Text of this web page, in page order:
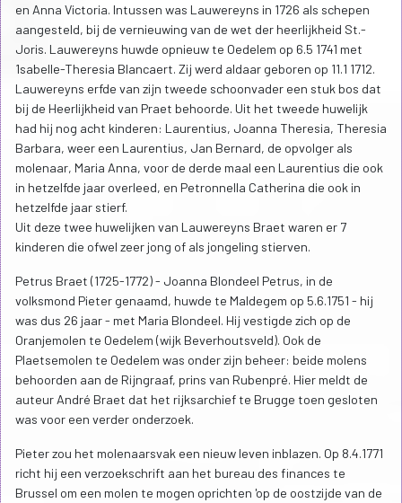
en Anna Victoria. Intussen was Lauwereyns in 1726 als schepen
aangesteld, bij de vernieuwing van de wet der heerlijkheid St.-
Joris. Lauwereyns huwde opnieuw te Oedelem op 6.5 1741 met
1sabelle-Theresia Blancaert. Zij werd aldaar geboren op 11.1 1712.
Lauwereyns erfde van zijn tweede schoonvader een stuk bos dat
bij de Heerlijkheid van Praet behoorde. Uit het tweede huwelijk
had hij nog acht kinderen: Laurentius, Joanna Theresia, Theresia
Barbara, weer een Laurentius, Jan Bernard, de opvolger als
molenaar, Maria Anna, voor de derde maal een Laurentius die ook
in hetzelfde jaar overleed, en Petronnella Catherina die ook in
hetzelfde jaar stierf.
Uit deze twee huwelijken van Lauwereyns Braet waren er 7
kinderen die ofwel zeer jong of als jongeling stierven.
Petrus Braet (1725-1772) - Joanna Blondeel Petrus, in de
volksmond Pieter genaamd, huwde te Maldegem op 5.6.1751 - hij
was dus 26 jaar - met Maria Blondeel. Hij vestigde zich op de
Oranjemolen te Oedelem (wijk Beverhoutsveld). Ook de
Plaetsemolen te Oedelem was onder zijn beheer: beide molens
behoorden aan de Rijngraaf, prins van Rubenpré. Hier meldt de
auteur André Braet dat het rijksarchief te Brugge toen gesloten
was voor een verder onderzoek.
Pieter zou het molenaarsvak een nieuw leven inblazen. Op 8.4.1771
richt hij een verzoekschrift aan het bureau des finances te
Brussel om een molen te mogen oprichten 'op de oostzijde van de